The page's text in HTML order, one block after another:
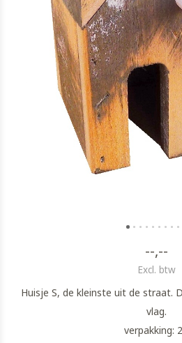
--,--
Excl. btw
Huisje S, de kleinste uit de straat.
vlag.
verpakking: